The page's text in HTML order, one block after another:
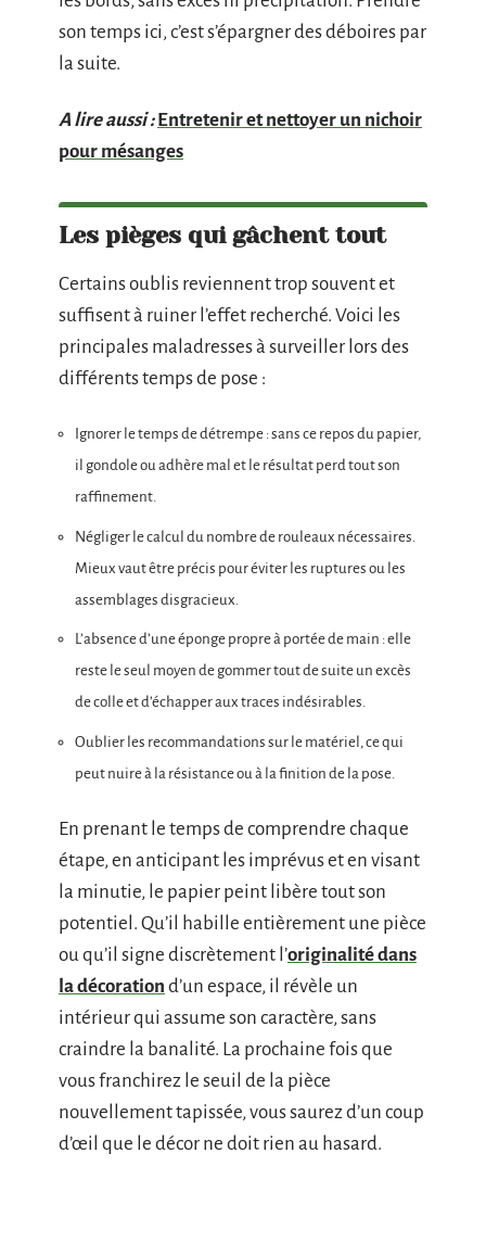
son temps ici, c’est s’épargner des déboires par
la suite.
A lire aussi : Entretenir et nettoyer un nichoir
pour mésanges
Les pièges qui gâchent tout
Certains oublis reviennent trop souvent et
suffisent à ruiner l’effet recherché. Voici les
principales maladresses à surveiller lors des
différents temps de pose :
Ignorer le temps de détrempe : sans ce repos du papier,
il gondole ou adhère mal et le résultat perd tout son
raffinement.
Négliger le calcul du nombre de rouleaux nécessaires.
Mieux vaut être précis pour éviter les ruptures ou les
assemblages disgracieux.
L’absence d’une éponge propre à portée de main : elle
reste le seul moyen de gommer tout de suite un excès
de colle et d’échapper aux traces indésirables.
Oublier les recommandations sur le matériel, ce qui
peut nuire à la résistance ou à la finition de la pose.
En prenant le temps de comprendre chaque
étape, en anticipant les imprévus et en visant
la minutie, le papier peint libère tout son
potentiel. Qu’il habille entièrement une pièce
ou qu’il signe discrètement l’originalité dans
la décoration d’un espace, il révèle un
intérieur qui assume son caractère, sans
craindre la banalité. La prochaine fois que
vous franchirez le seuil de la pièce
nouvellement tapissée, vous saurez d’un coup
d’œil que le décor ne doit rien au hasard.